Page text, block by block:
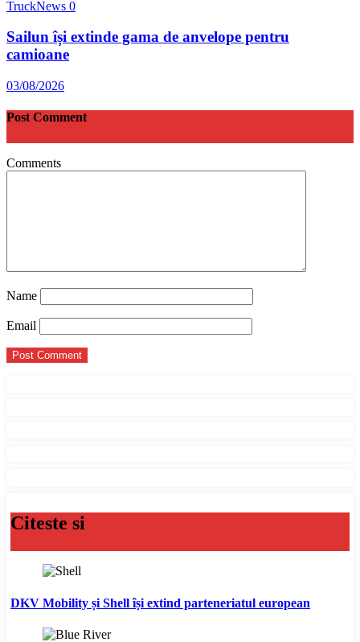
TruckNews 0
Sailun își extinde gama de anvelope pentru
camioane
03/08/2026
Post Comment
Comments
Name
Email
Citeste si
DKV Mobility și Shell își extind parteneriatul european